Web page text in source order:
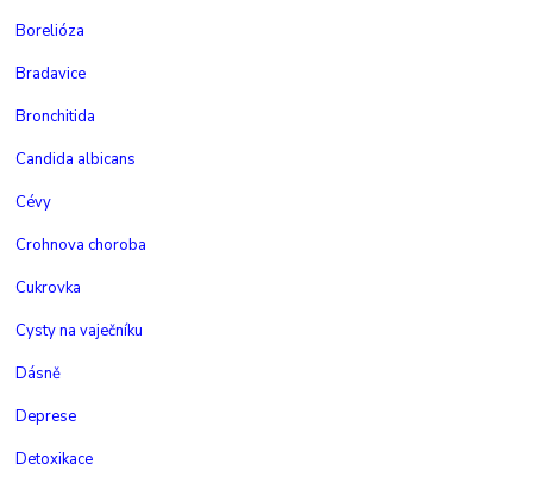
Borelióza
Bradavice
Bronchitida
Candida albicans
Cévy
Crohnova choroba
Cukrovka
Cysty na vaječníku
Dásně
Deprese
Detoxikace